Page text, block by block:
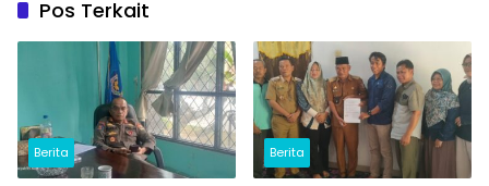
Pos Terkait
Berita Berita